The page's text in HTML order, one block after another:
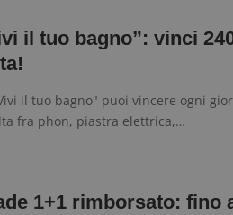
il tuo bagno”: vinci
il tuo bagno" puoi vincere ogni
fra phon, piastra elettrica,…
1+1 rimborsato: fino
I cookie
dell'account. Il sito
Nome